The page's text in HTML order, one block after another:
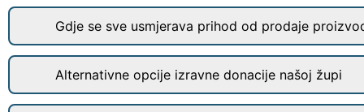
Gdje se sve usmjerava prihod od prodaje
Alternativne opcije izravne donacije našoj župi